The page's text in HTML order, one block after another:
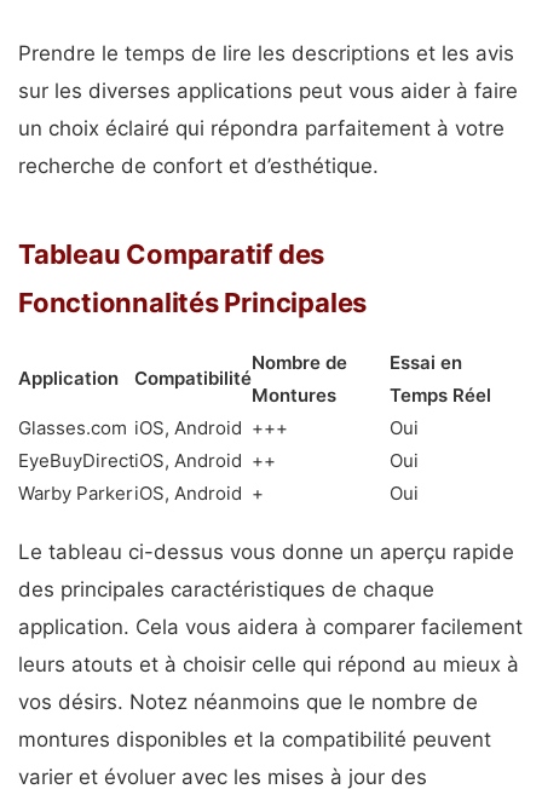
Prendre le temps de lire les descriptions et les avis
sur les diverses applications peut vous aider à faire
un choix éclairé qui répondra parfaitement à votre
recherche de confort et d’esthétique.
Tableau Comparatif des
Fonctionnalités Principales
Application Compatibilité
Nombre de
Montures
Essai en
Temps Réel
Glasses.com iOS, Android +++
Oui
EyeBuyDirectiOS, Android ++
Oui
Warby ParkeriOS, Android + Oui
Le tableau ci-dessus vous donne un aperçu rapide
des principales caractéristiques de chaque
application. Cela vous aidera à comparer facilement
leurs atouts et à choisir celle qui répond au mieux à
vos désirs. Notez néanmoins que le nombre de
montures disponibles et la compatibilité peuvent
varier et évoluer avec les mises à jour des